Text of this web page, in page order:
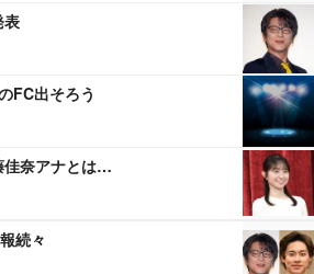
表
FC出そろう
佳奈アナとは…
続々